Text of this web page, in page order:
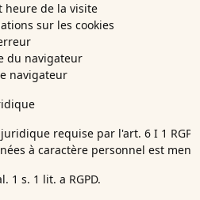
heure de la visite
sur les cookies
du navigateur
navigateur
juridique requise par l'art. 6 I 1
à caractère personnel est
1 s. 1 lit. a RGPD.